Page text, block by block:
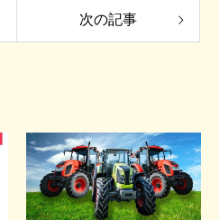
次の記事